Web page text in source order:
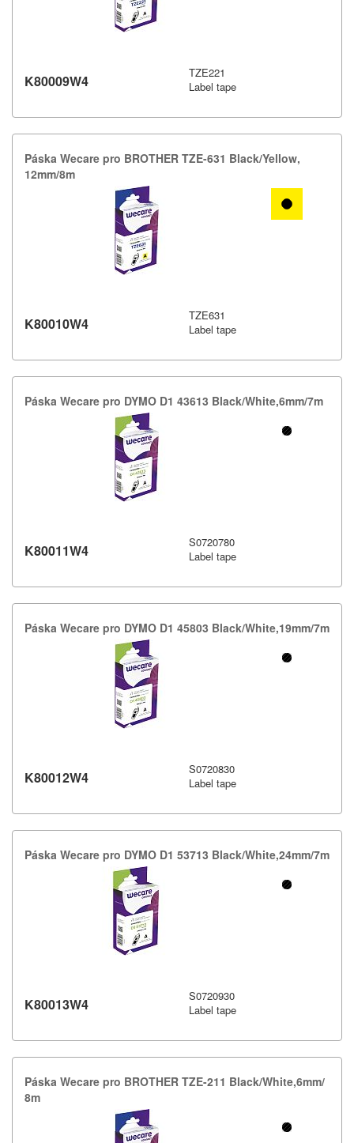
K80009W4
TZE221
Label tape
Páska Wecare pro BROTHER TZE-​631 Black/​Yellow,​
12mm/​8m
K80010W4
TZE631
Label tape
Páska Wecare pro DYMO D1 43613 Black/​White,​6mm/​7m
K80011W4
S0720780
Label tape
Páska Wecare pro DYMO D1 45803 Black/​White,​19mm/​7m
K80012W4
S0720830
Label tape
Páska Wecare pro DYMO D1 53713 Black/​White,​24mm/​7m
K80013W4
S0720930
Label tape
Páska Wecare pro BROTHER TZE-​211 Black/​White,​6mm/​
8m